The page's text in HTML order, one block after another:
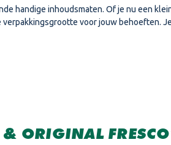
handige inhoudsmaten. Of je nu een
voor jouw behoeften.
ORIGINAL